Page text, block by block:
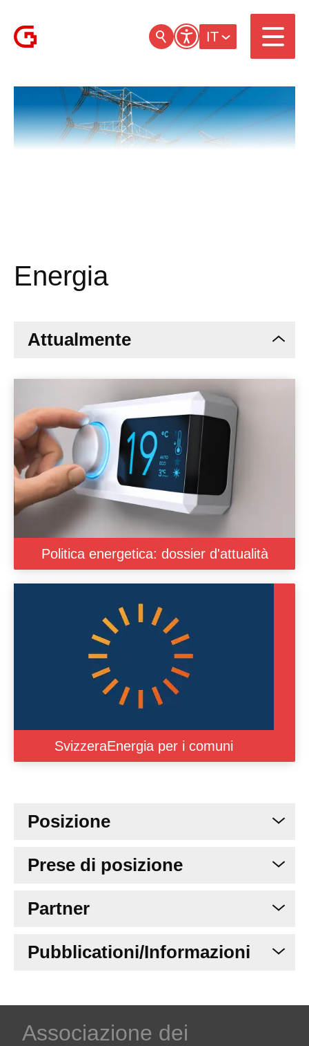
IT
Energia
Attualmente
Politica energetica: dossier d'attualità
SvizzeraEnergia per i comuni
Posizione
Prese di posizione
Partner
Pubblicationi/Informazioni
Associazione dei